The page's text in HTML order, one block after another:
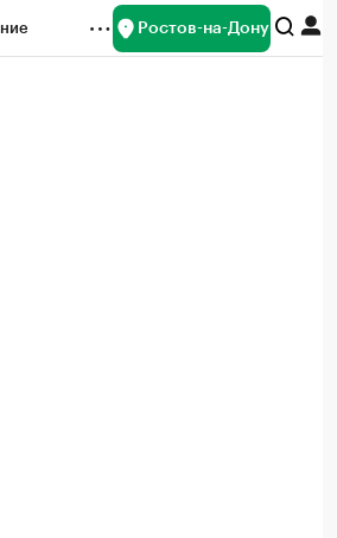
Ростов-на-Дону